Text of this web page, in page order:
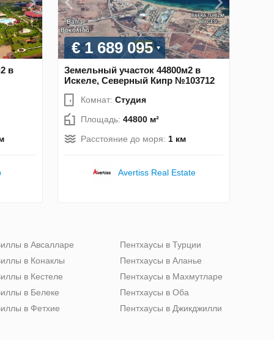
в
€ 1 689 095
Земельный участок 44800м2 в
Искеле, Северный Кипр №103712
Комнат: Студия
Площадь: 44800 м²
Расстояние до моря: 1 км
Avertiss Real Estate
в Авсалларе
в Конаклы
в Кестеле
в Белеке
в Фетхие
Пентхаусы в Турции
Пентхаусы в Аланье
Пентхаусы в Махмутларе
Пентхаусы в Оба
Пентхаусы в Джикджилли